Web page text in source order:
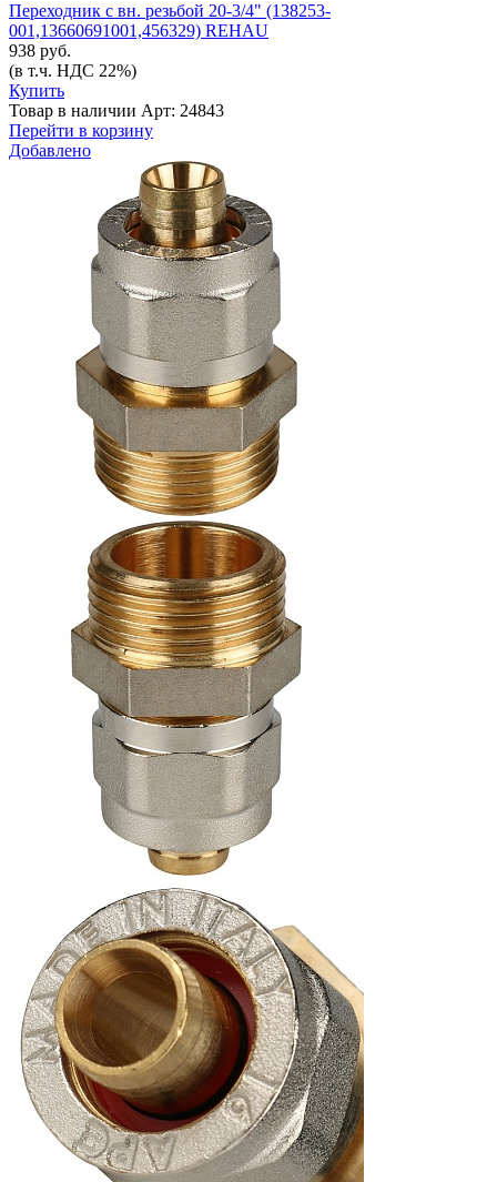
Переходник с вн. резьбой 20-3/4" (138253-
001,13660691001,456329) REHAU
938 руб.
(в т.ч. НДС 22%)
Купить
Товар в наличии Арт: 24843
Перейти в корзину
Добавлено